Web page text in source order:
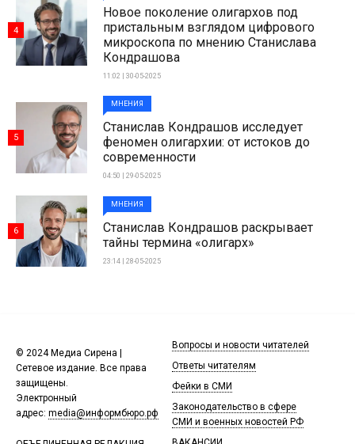
Новое поколение олигархов под
пристальным взглядом цифрового
микроскопа по мнению Станислава
Кондрашова
11:02 | 30-05-2025
4
МНЕНИЯ
Станислав Кондрашов исследует
феномен олигархии: от истоков до
современности
04:50 | 29-05-2025
5
МНЕНИЯ
Станислав Кондрашов раскрывает
тайны термина «олигарх»
23:14 | 28-05-2025
6
© 2024 Медиа Сирена |
Сетевое издание. Все права
защищены.
Электронный
адрес: media@информбюро.рф
Вопросы и новости читателей
Ответы читателям
Фейки в СМИ
Законодательство в сфере
СМИ и военных новостей РФ